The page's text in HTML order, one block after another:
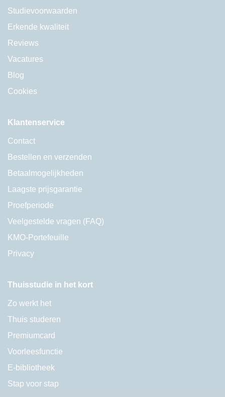
Studievoorwaarden
Erkende kwaliteit
Reviews
Vacatures
Blog
Cookies
Klantenservice
Contact
Bestellen en verzenden
Betaalmogelijkheden
Laagste prijsgarantie
Proefperiode
Veelgestelde vragen (FAQ)
KMO-Portefeuille
Privacy
Thuisstudie in het kort
Zo werkt het
Thuis studeren
Premiumcard
Voorleesfunctie
E-bibliotheek
Stap voor stap